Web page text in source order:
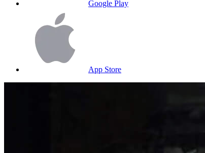
Google Play
App Store